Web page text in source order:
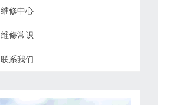
维修中心
维修常识
联系我们